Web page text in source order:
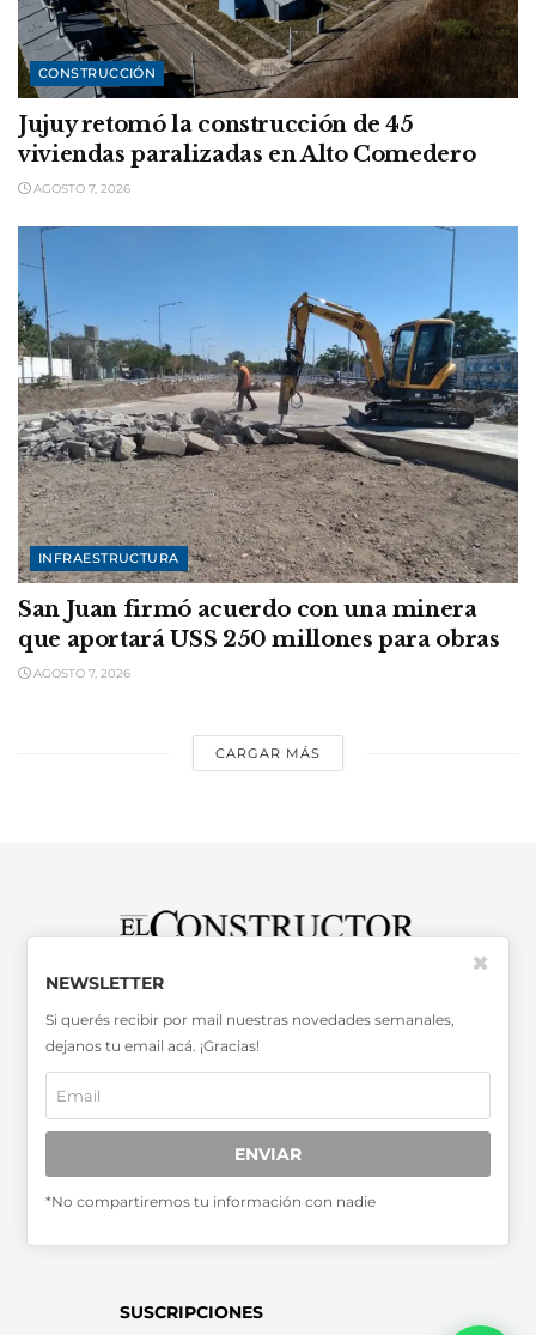
CONSTRUCCIÓN
Jujuy retomó la construcción de 45
viviendas paralizadas en Alto Comedero
AGOSTO 7, 2026
INFRAESTRUCTURA
San Juan firmó acuerdo con una minera
que aportará USS 250 millones para obras
AGOSTO 7, 2026
CARGAR MÁS
SABER MÁS >>
OTRAS PUBLICACIONES >>
SUSCRIPCIONES
NEWSLETTER
Si querés recibir por mail nuestras novedades semanales,
dejanos tu email acá. ¡Gracias!
ENVIAR
*No compartiremos tu información con nadie
✖